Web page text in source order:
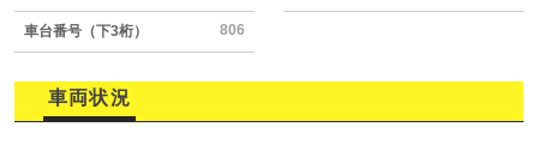
車台番号（下3桁） 806
車両状況